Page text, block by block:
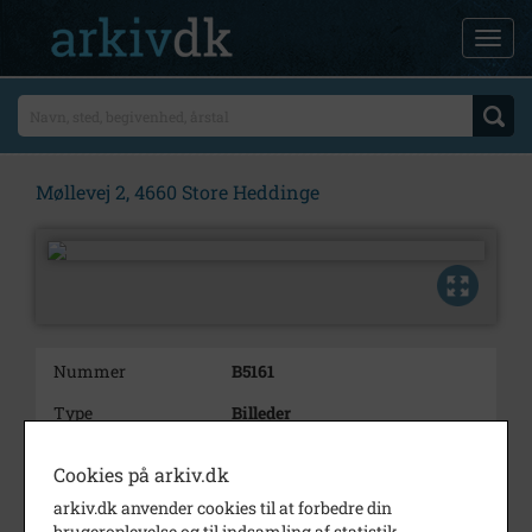
Møllevej 2, 4660 Store Heddinge
Nummer
B5161
Type
Billeder
Periode
1930 - 1935
Cookies på arkiv.dk
arkiv.dk anvender cookies til at forbedre din